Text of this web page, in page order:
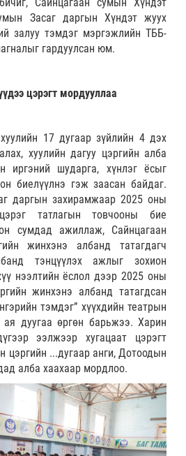
Засаг даргын Хүндэт жуух
залуу тэмдэг мэргэжлийн ТББ-
гардуулсан юм.
цэрэгт мордууллаа
17 дугаар зүйлийн 4 дэх
хуулийн дагуу цэргийн алба
иргэний шударга, хүнлэг ёсыг
биелүүлнэ гэж заасан байдаг.
даргын захирамжаар 2025 оны
татлагын товчооны бие
сумдад ажиллаж, Сайнцагаан
жинхэнэ албанд татагдагч
тэнцүүлэх ажлыг зохион
нээлтийн ёслол дээр 2025 оны
жинхэнэ албанд татагдсан
тэмдэг” хүүхдийн театрын
ая дуугаа өргөн барьжээ. Харин
ээлжээр хугацаат цэрэгт
цэргийн ...дугаар анги, Дотоодын
алба хаахаар мордлоо.